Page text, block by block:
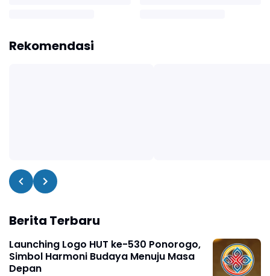
Rekomendasi
Berita Terbaru
Launching Logo HUT ke-530 Ponorogo,
Simbol Harmoni Budaya Menuju Masa
Depan